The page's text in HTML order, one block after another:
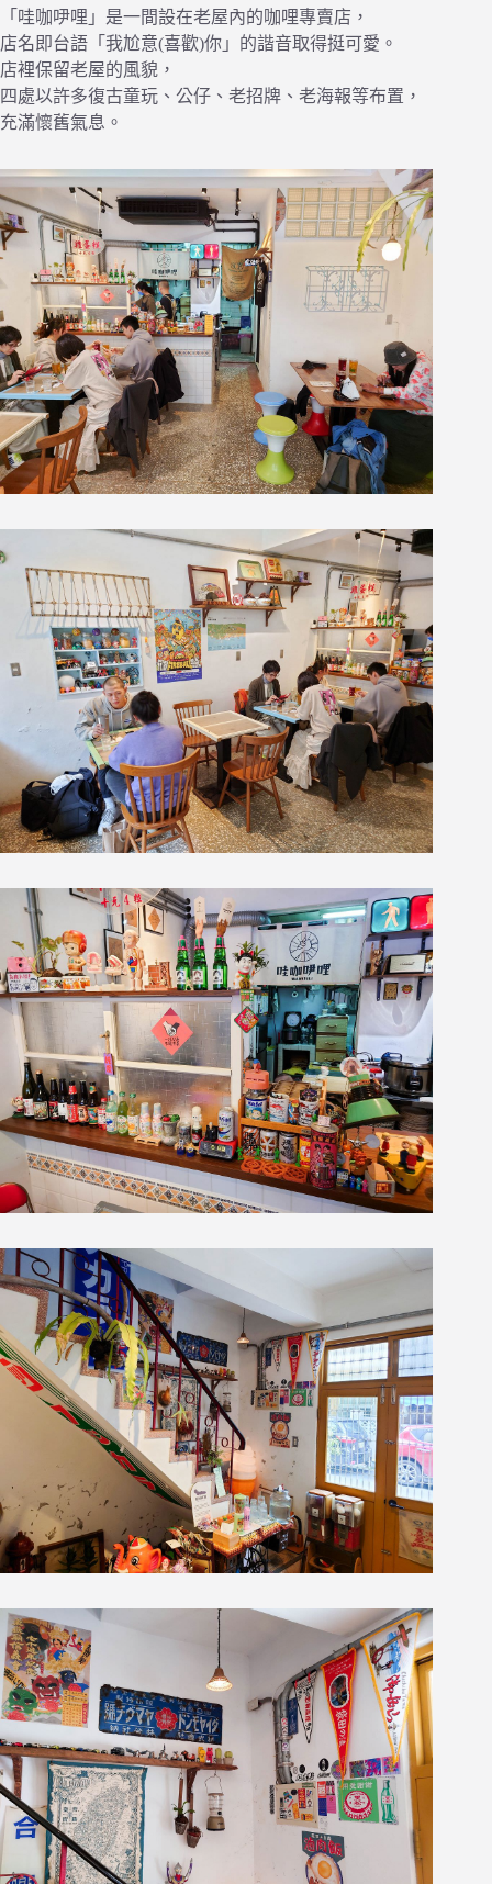
「哇咖吚哩」是一間設在老屋內的咖哩專賣店，
店名即台語「我尬意(喜歡)你」的諧音取得挺可愛。
店裡保留老屋的風貌，
四處以許多復古童玩、公仔、老招牌、老海報等布置，
充滿懷舊氣息。